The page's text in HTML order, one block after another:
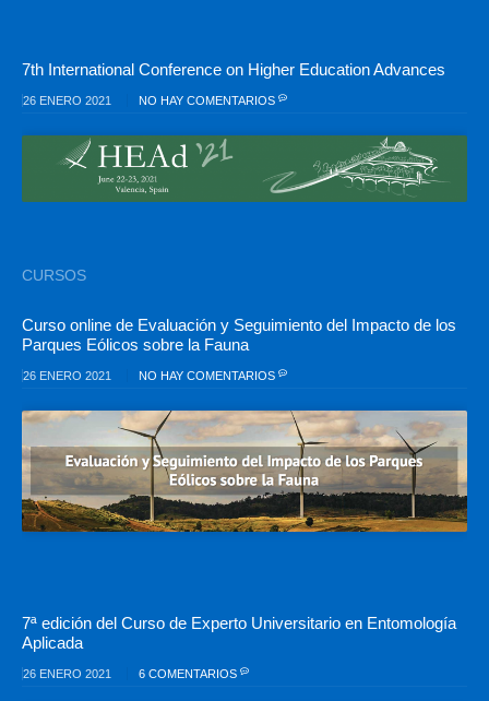
7th International Conference on Higher Education Advances
26 ENERO 2021 NO HAY COMENTARIOS
CURSOS
Curso online de Evaluación y Seguimiento del Impacto de los
Parques Eólicos sobre la Fauna
26 ENERO 2021 NO HAY COMENTARIOS
7ª edición del Curso de Experto Universitario en Entomología
Aplicada
26 ENERO 2021 6 COMENTARIOS